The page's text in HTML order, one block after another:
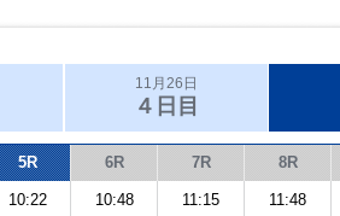
11月26日
４日目
5R 6R 7R 8R
10:22 10:48 11:15 11:48